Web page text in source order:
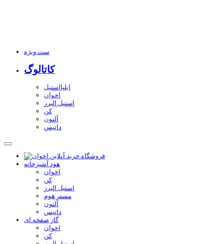
ست ویژه
کاتالوگ
ایلیااستیل
اخوان
استیل البرز
کن
آلتون
داتیس
هود آشپزخانه
اخوان
کن
استیل البرز
مستر هوم
آلتون
داتیس
گاز صفحه ای
اخوان
کن